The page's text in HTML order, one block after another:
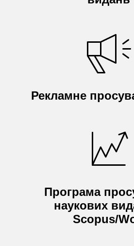
Рекламне
Програма
наукових
Scopus/